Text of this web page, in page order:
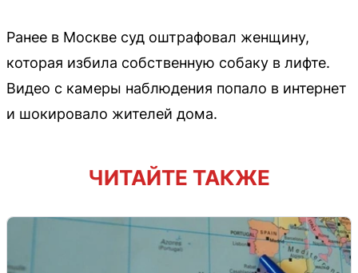
Ранее в Москве суд оштрафовал женщину,
которая избила собственную собаку в лифте.
Видео с камеры наблюдения попало в интернет
и шокировало жителей дома.
ЧИТАЙТЕ ТАКЖЕ